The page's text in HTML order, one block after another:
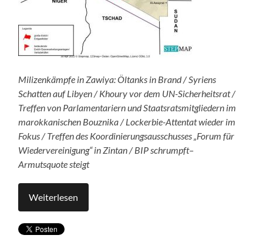
Milizenkämpfe in Zawiya: Öltanks in Brand / Syriens
Schatten auf Libyen / Khoury vor dem UN-Sicherheitsrat /
Treffen von Parlamentariern und Staatsratsmitgliedern im
marokkanischen Bouznika / Lockerbie-Attentat wieder im
Fokus / Treffen des Koordinierungsausschusses „Forum für
Wiedervereinigung“ in Zintan / BIP schrumpft–
Armutsquote steigt
Weiterlesen